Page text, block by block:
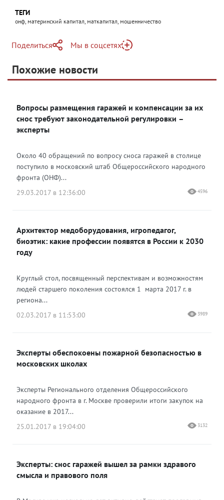
ТЕГИ
онф, материнский капитал, маткапитал, мошенничество
Поделиться
Telegram
Одноклассники
Мы в соцсетях
Яндекс Дзен
Похожие новости
Вопросы размещения гаражей и компенсации за их
снос требуют законодательной регулировки –
эксперты
Около 40 обращений по вопросу сноса гаражей в столице
поступило в московский штаб Общероссийского народного
фронта (ОНФ)...
29.03.2017 в 12:36:00
4596
Архитектор медоборудования, игропедагог,
биоэтик: какие профессии появятся в России к 2030
году
Круглый стол, посвященный перспективам и возможностям
людей старшего поколения состоялся 1 марта 2017 г. в
региона...
02.03.2017 в 11:53:00
3989
Эксперты обеспокоены пожарной безопасностью в
московских школах
Эксперты Регионального отделения Общероссийского
народного фронта в г. Москве проверили итоги закупок на
оказание в 2017...
25.01.2017 в 19:04:00
3132
Эксперты: снос гаражей вышел за рамки здравого
смысла и правового поля